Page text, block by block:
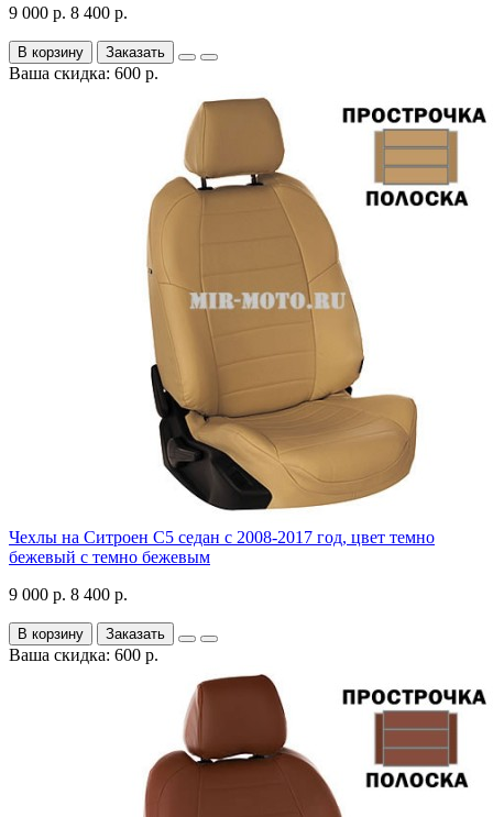
9 000 р. 8 400 р.
В корзину Заказать
Ваша скидка: 600 р.
Чехлы на Ситроен С5 седан с 2008-2017 год, цвет темно
бежевый с темно бежевым
9 000 р. 8 400 р.
В корзину Заказать
Ваша скидка: 600 р.